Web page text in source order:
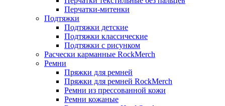
Перчатки-митенки
Подтяжки
Подтяжки детские
Подтяжки классические
Подтяжки с рисунком
Расчески карманные RockMerch
Ремни
Пряжки для ремней
Пряжки для ремней RockMerch
Ремни из прессованной кожи
Ремни кожаные